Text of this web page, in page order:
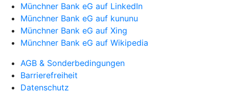
Münchner Bank eG auf LinkedIn
Münchner Bank eG auf kununu
Münchner Bank eG auf Xing
Münchner Bank eG auf Wikipedia
AGB & Sonderbedingungen
Barrierefreiheit
Datenschutz